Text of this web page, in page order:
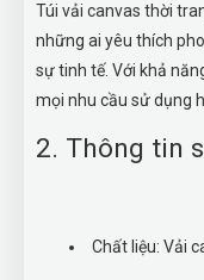
Túi vải canvas thời
những ai yêu thích
sự tinh tế. Với khả
mọi nhu cầu sử dụng
2. Thông tin
Chất liệu: Vải